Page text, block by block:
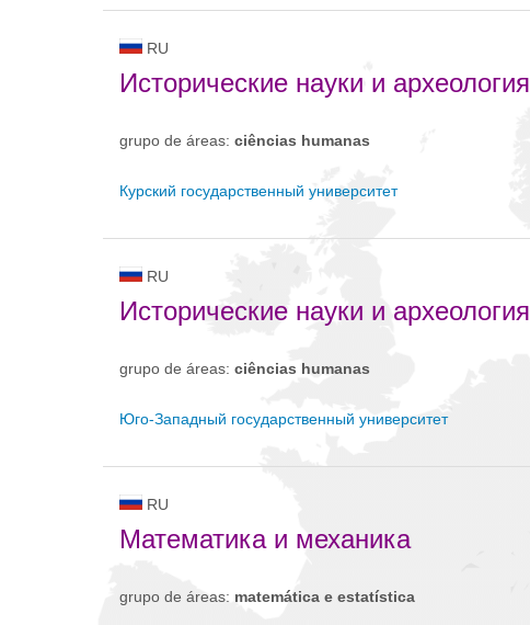
RU
Исторические науки и археология
grupo de áreas: ciências humanas
Курский государственный университет
RU
Исторические науки и археология
grupo de áreas: ciências humanas
Юго-Западный государственный университет
RU
Математика и механика
grupo de áreas: matemática e estatística